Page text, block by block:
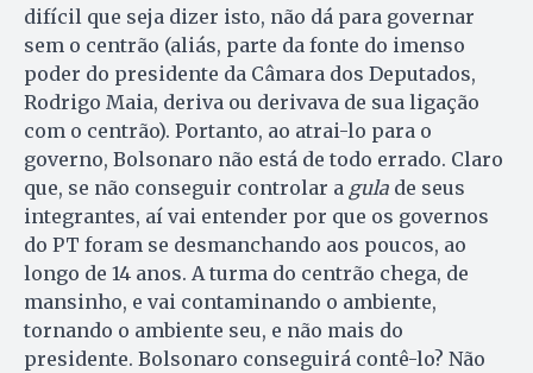
difícil que seja dizer isto, não dá para governar
sem o centrão (aliás, parte da fonte do imenso
poder do presidente da Câmara dos Deputados,
Rodrigo Maia, deriva ou derivava de sua ligação
com o centrão). Portanto, ao atrai-lo para o
governo, Bolsonaro não está de todo errado. Claro
que, se não conseguir controlar a gula de seus
integrantes, aí vai entender por que os governos
do PT foram se desmanchando aos poucos, ao
longo de 14 anos. A turma do centrão chega, de
mansinho, e vai contaminando o ambiente,
tornando o ambiente seu, e não mais do
presidente. Bolsonaro conseguirá contê-lo? Não